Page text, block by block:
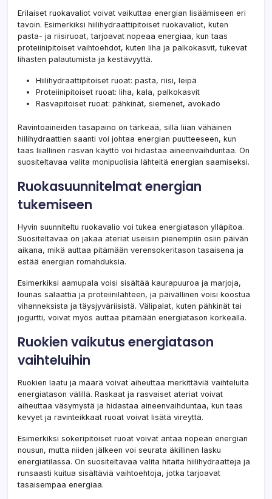
Erilaiset ruokavaliot voivat vaikuttaa energian lisäämiseen eri
tavoin. Esimerkiksi hiilihydraattipitoiset ruokavaliot, kuten
pasta- ja riisiruoat, tarjoavat nopeaa energiaa, kun taas
proteiinipitoiset vaihtoehdot, kuten liha ja palkokasvit, tukevat
lihasten palautumista ja kestävyyttä.
Hiilihydraattipitoiset ruoat: pasta, riisi, leipä
Proteiinipitoiset ruoat: liha, kala, palkokasvit
Rasvapitoiset ruoat: pähkinät, siemenet, avokado
Ravintoaineiden tasapaino on tärkeää, sillä liian vähäinen
hiilihydraattien saanti voi johtaa energian puutteeseen, kun
taas liiallinen rasvan käyttö voi hidastaa aineenvaihduntaa. On
suositeltavaa valita monipuolisia lähteitä energian saamiseksi.
Ruokasuunnitelmat energian
tukemiseen
Hyvin suunniteltu ruokavalio voi tukea energiatason ylläpitoa.
Suositeltavaa on jakaa ateriat useisiin pienempiin osiin päivän
aikana, mikä auttaa pitämään verensokeritason tasaisena ja
estää energian romahduksia.
Esimerkiksi aamupala voisi sisältää kaurapuuroa ja marjoja,
lounas salaattia ja proteiinilähteen, ja päivällinen voisi koostua
vihanneksista ja täysjyväriisistä. Välipalat, kuten pähkinät tai
jogurtti, voivat myös auttaa pitämään energiatason korkealla.
Ruokien vaikutus energiatason
vaihteluihin
Ruokien laatu ja määrä voivat aiheuttaa merkittäviä vaihteluita
energiatason välillä. Raskaat ja rasvaiset ateriat voivat
aiheuttaa väsymystä ja hidastaa aineenvaihduntaa, kun taas
kevyet ja ravinteikkaat ruoat voivat lisätä vireyttä.
Esimerkiksi sokeripitoiset ruoat voivat antaa nopean energian
nousun, mutta niiden jälkeen voi seurata äkillinen lasku
energiatilassa. On suositeltavaa valita hitaita hiilihydraatteja ja
runsaasti kuitua sisältäviä vaihtoehtoja, jotka tarjoavat
tasaisempaa energiaa.